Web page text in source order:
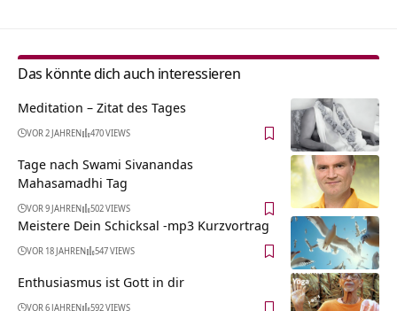
Das könnte dich auch interessieren
Meditation – Zitat des Tages
VOR 2 JAHREN 470 VIEWS
Tage nach Swami Sivanandas
Mahasamadhi Tag
VOR 9 JAHREN 502 VIEWS
Meistere Dein Schicksal -mp3 Kurzvortrag
VOR 18 JAHREN 547 VIEWS
Enthusiasmus ist Gott in dir
VOR 6 JAHREN 592 VIEWS